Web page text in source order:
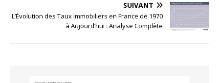
SUIVANT
L’Évolution des Taux Immobiliers en France de 1970
à Aujourd’hui : Analyse Complète